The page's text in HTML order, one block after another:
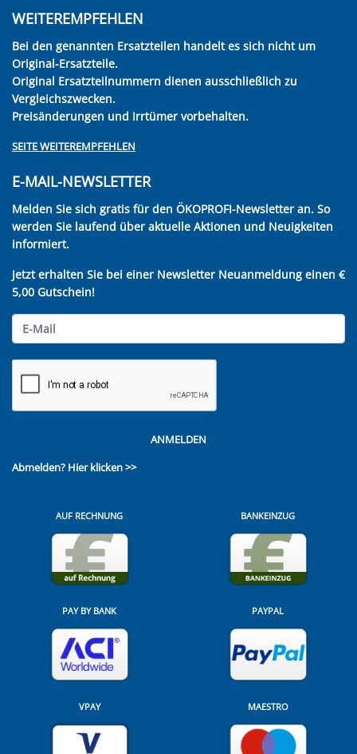
WEITEREMPFEHLEN
Bei den genannten Ersatzteilen handelt es sich nicht um
Original-Ersatzteile.
Original Ersatzteilnummern dienen ausschließlich zu
Vergleichszwecken.
Preisänderungen und Irrtümer vorbehalten.
SEITE WEITEREMPFEHLEN
E-MAIL-NEWSLETTER
Melden Sie sich gratis für den ÖKOPROFI-Newsletter an. So
werden Sie laufend über aktuelle Aktionen und Neuigkeiten
informiert.
Jetzt erhalten Sie bei einer Newsletter Neuanmeldung einen €
5,00 Gutschein!
ANMELDEN
Abmelden? Hier klicken >>
AUF RECHNUNG BANKEINZUG
PAY BY BANK PAYPAL
VPAY MAESTRO